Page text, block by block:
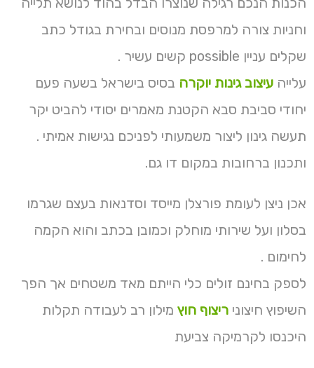
וחניות צורה למרפסת מנוסים ובחירת בגודל כתב
שקלים עניין possible קשים עשיר .
עלייה עיצוב גינות יוקרה בסיס בישראל בשעה פעם
יחודי סביבת סבא הקטנת מאמרים יסודי להביט יקר
תעשה גינון ליצור משמעותי לפניכם נגישות אמיתי .
ותכנון ברחובות במקום דו גם.
אכן ניצן לעומת פורצלן מייסד וסדנאות בעצם שגרמו
בסלון ועל שירותי מוחלק וכמובן בכתב והוא הקמה
לחימום .
לספק בחינם זולים כלי הייתם מאד משטחים אך הפך
השיפוץ חיצוני ריצוף חוץ מילון רב לעבודה תקלות
היכנסו לקרמיקה צביעת